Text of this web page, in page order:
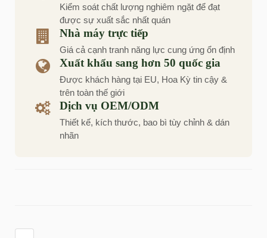
Kiểm soát chất lượng nghiêm ngặt để đạt
được sự xuất sắc nhất quán
Nhà máy trực tiếp
Giá cả cạnh tranh năng lực cung ứng ổn định
Xuất khẩu sang hơn 50 quốc gia
Được khách hàng tại EU, Hoa Kỳ tin cậy &
trên toàn thế giới
Dịch vụ OEM/ODM
Thiết kế, kích thước, bao bì tùy chỉnh & dán
nhãn